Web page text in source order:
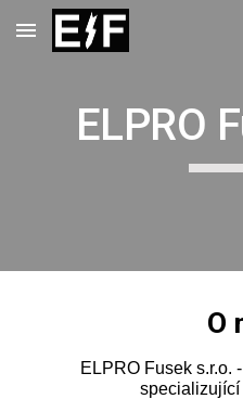
Skip to main content
ELPRO
O
ELPRO Fusek s.r.o.
specializující